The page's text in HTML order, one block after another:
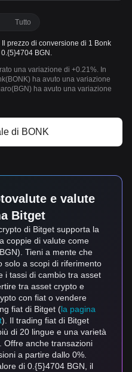
Tutto
Il prezzo di conversione di 1 Bonk
BGN.
una variazione di +0.21%. In
ha avuto una variazione
ha avuto una variazione
di BONK
e valute
Bitget
di Bitget supporta la
coppie di valute come
Tieni a mente che
solo a scopi di riferimento
i tassi di cambio tra asset
tra asset crypto e
con fiat o vendere
fiat di Bitget (la pagina
). Il trading fiat di Bitget
di 20 lingue e una varietà
Offre anche transazioni
a partire dallo 0%.
di 0.{5}4704 BGN, il